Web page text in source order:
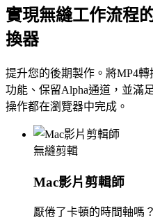
實現無縫工作流程
換器
提升您的後期製作。將MP4
功能、保留Alpha通道，並
操作都在瀏覽器中完成。
無縫剪輯
Mac影片剪輯師
厭倦了卡頓的時間軸嗎